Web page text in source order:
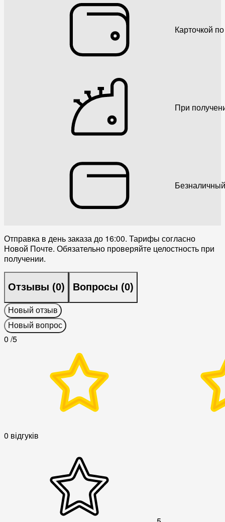
Карточкой
При
Отправка в день заказа до 16:00. Тарифы согласно
Новой Почте. Обязательно проверяйте целостность при
получении.
Отзывы (0) Вопросы (0)
Новый отзыв
Новый вопрос
0 /5
0 відгуків